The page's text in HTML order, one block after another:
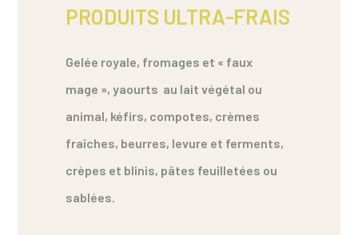
PRODUITS ULTRA-FRAIS
Gelée royale, fromages et « faux
mage », yaourts au lait végétal ou
animal, kéfirs, compotes, crèmes
fraîches, beurres, levure et ferments,
crèpes et blinis, pâtes feuilletées ou
sablées.